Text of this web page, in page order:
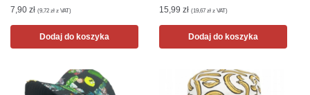
7,90 zł (9,72 zł z VAT)
Dodaj do koszyka
15,99zł (19,67zł z VAT)
Dodaj do koszyka